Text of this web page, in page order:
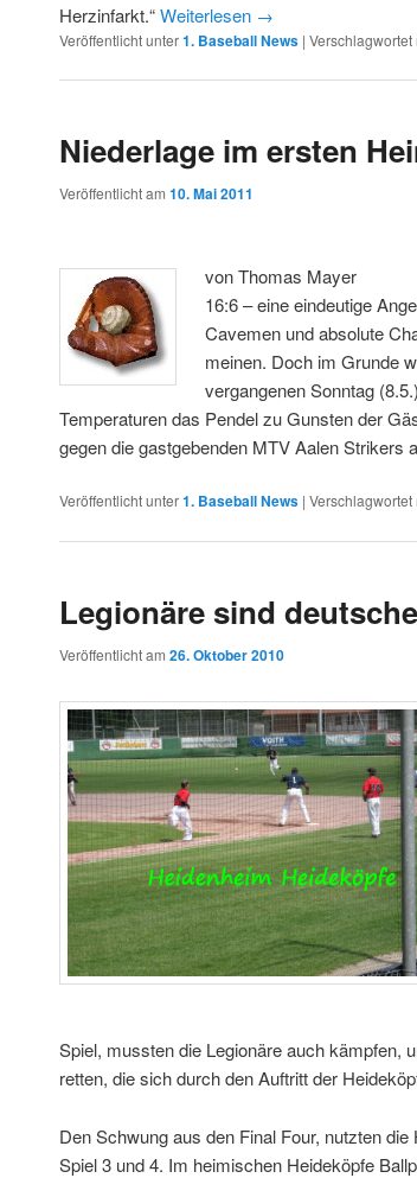
Herzinfarkt.“Weiterlesen →
Veröffentlicht unter1. Baseball News | Verschlagwortet
Niederlage im ersten
Veröffentlicht am 10. Mai 2011
von Thomas Mayer
16:6 – eine eindeutige
Cavemen und absolute
meinen. Doch im Grunde
vergangenen Sonntag
Temperaturen das Pendel zu Gunsten der
gegen die gastgebenden MTV Aalen Strikers
Veröffentlicht unter1. Baseball News | Verschlagwortet
Legionäre sind
Veröffentlicht am 26. Oktober 2010
Spiel, mussten die Legionäre auch kämpfen,
retten, die sich durch den Auftritt der
Den Schwung aus den Final Four, nutzten
Spiel 3 und 4. Im heimischen Heideköpfe